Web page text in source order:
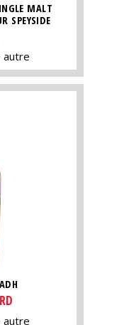
MALT
SPEYSIDE
autre
autre